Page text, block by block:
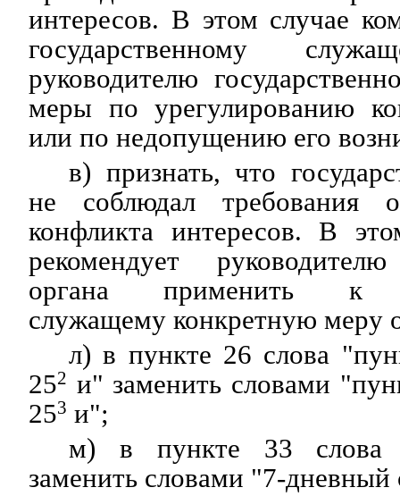
интересов. В этом случае
государственному
руководителю
меры по урегулированию
или по недопущению его
в) признать, что
не соблюдал требования
конфликта интересов. В
рекомендует руководителю
органа применить к
служащему конкретную меру
л) в пункте 26 слова
252 и" заменить словами
253 и";
м) в пункте 33 слова
заменить словами "7-дневный